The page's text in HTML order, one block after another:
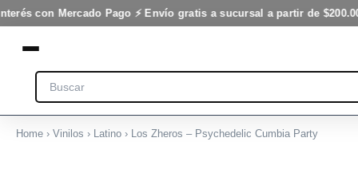
con Mercado Pago ⚡ Envío gratis a sucursal a partir de
Ir
al
contenido
Search
Home › Vinilos › Latino › Los Zheros – Psychedelic Cumbia Party
Cumbia
Party